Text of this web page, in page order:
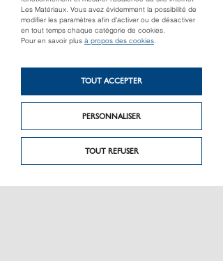
Les Matériaux. Vous avez évidemment la possibilité de
modifier les paramètres afin d’activer ou de désactiver
en tout temps chaque catégorie de cookies.
Pour en savoir plus à propos des cookies.
TOUT REFUSER
PERSONNALISER
TOUT ACCEPTER